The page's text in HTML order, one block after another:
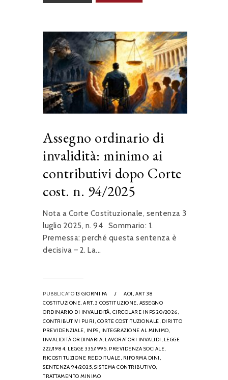
Assegno ordinario di
invalidità: minimo ai
contributivi dopo Corte
cost. n. 94/2025
Nota a Corte Costituzionale, sentenza 3
luglio 2025, n. 94 Sommario: 1.
Premessa: perché questa sentenza è
decisiva – 2. La...
PUBBLICATO 13 GIORNI FA / AOI, ART 38
COSTITUZIONE, ART. 3 COSTITUZIONE, ASSEGNO
ORDINARIO DI INVALIDITÀ, CIRCOLARE INPS 20/2026,
CONTRIBUTIVI PURI, CORTE COSTITUZIONALE, DIRITTO
PREVIDENZIALE, INPS, INTEGRAZIONE AL MINIMO,
INVALIDITÀ ORDINARIA, LAVORATORI INVALIDI, LEGGE
222/1984, LEGGE 335/1995, PREVIDENZA SOCIALE,
RICOSTITUZIONE REDDITUALE, RIFORMA DINI,
SENTENZA 94/2025, SISTEMA CONTRIBUTIVO,
TRATTAMENTO MINIMO